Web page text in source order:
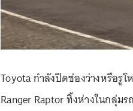
Toyota กำลังปิดช่องว่างหรือรู
Ranger Raptor ทิ้งห่างในกลุ่ม